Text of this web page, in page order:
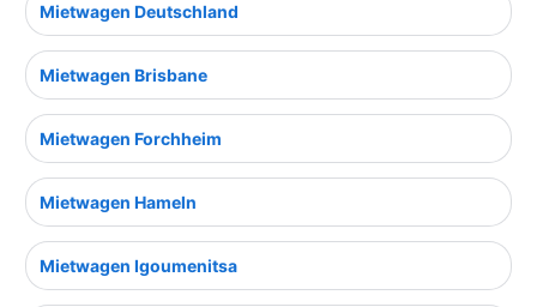
Mietwagen Deutschland
Mietwagen Brisbane
Mietwagen Forchheim
Mietwagen Hameln
Mietwagen Igoumenitsa